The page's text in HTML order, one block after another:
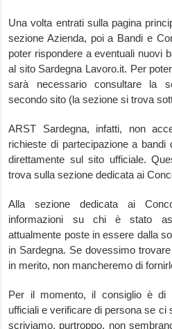
Una volta entrati sulla pagina
sezione Azienda, poi a Bandi e
poter rispondere a eventuali nuovi
al sito Sardegna Lavoro.it. Per
sarà necessario consultare la
secondo sito (la sezione si trova
ARST Sardegna, infatti, non
richieste di partecipazione a
direttamente sul sito ufficiale.
trova sulla sezione dedicata ai
Alla sezione dedicata ai
informazioni su chi è stato
attualmente poste in essere dalla
in Sardegna. Se dovessimo
in merito, non mancheremo di
Per il momento, il consiglio è di
ufficiali e verificare di persona se ci
scriviamo, purtroppo, non